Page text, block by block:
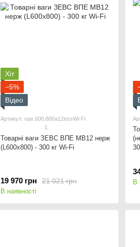
Хіт
−5%
Відео
Артикул: vpe.600.800a12essWi-Fi
1
Товарні ваги ЗЕВС ВПЕ МВ12 нерж
(L600x800) - 300 кг Wi-Fi
21 021 грн
19 970 грн
В наявності
В